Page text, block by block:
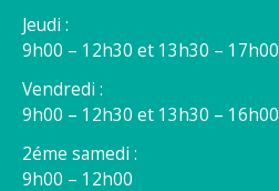
Jeudi :
9h00 – 12h30 et 13h30 – 17h00
Vendredi :
9h00 – 12h30 et 13h30 – 16h00
2éme samedi :
9h00 – 12h00